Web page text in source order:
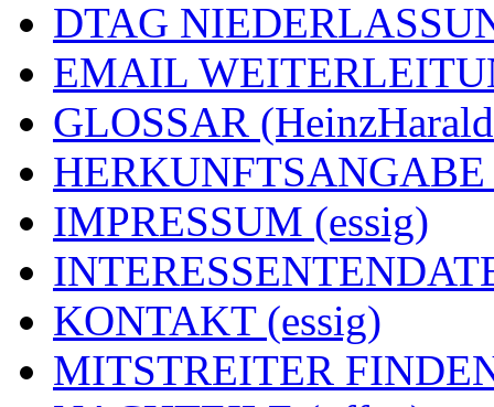
DTAG
EMAIL
GLOSSAR
HERKUNFTSANGABE
IMPRESSUM (essig)
KONTAKT (essig)
MITSTREITER